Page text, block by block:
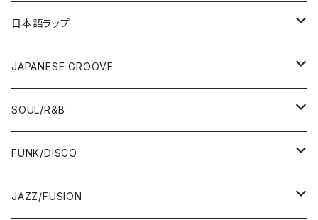
12"/7"
80'S OLD SCHOOL
EARLY 90'S MIDDLE〜NEW SCHOOL
LP
80'S OLD SCHOOL
EARLY 90'S MIDDLE〜NEW SCHOOL
日本語ラップ
12"/7"
80'S OLD SCHOOL〜EARLY 90'S
MID〜LATE 90'S
LP
80'S OLD SCHOOL〜EARLY 90'S
MID〜LATE 90'S
CD/TAPE
CD-R/DEMO/SAMPLE
JAPANESE GROOVE
LP
60'S/70'S
80'S
7"/12"
60'S/70'S
SOUL/R&B
LP
60'S/70'S
12"/7"
FUNK/DISCO
LP
JAZZ/FUSION